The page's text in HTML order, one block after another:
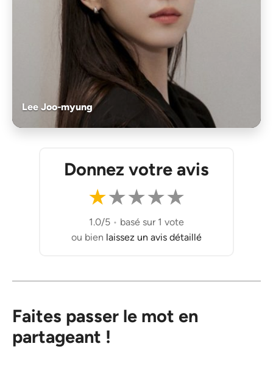
Lee Joo-myung
Donnez votre avis
★★★★★
1.0/5 • basé sur 1 vote
ou bien laissez un avis détaillé
Faites passer le mot en
partageant !